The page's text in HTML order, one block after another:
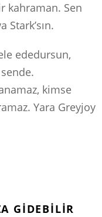
kahraman. Sen
Stark’sın.
ededursun,
kimse
Yara Greyjoy
GIDEBILIR